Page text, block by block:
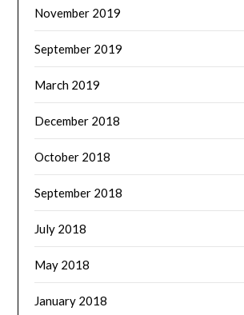
November 2019
September 2019
March 2019
December 2018
October 2018
September 2018
July 2018
May 2018
January 2018